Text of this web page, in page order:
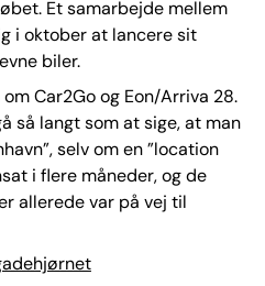
Et samarbejde mellem
i oktober at lancere sit
biler.
Car2Go og Eon/Arriva 28.
så langt som at sige, at man
selv om en ”location
i flere måneder, og de
allerede var på vej til